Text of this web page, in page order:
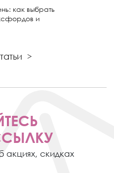
как выбрать
и
>
акциях, скидках